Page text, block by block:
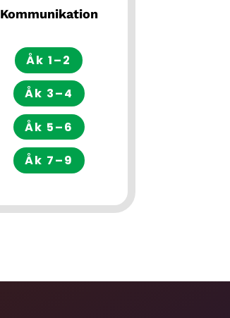
Kommunikation
Åk 1–2
Åk 3–4
Åk 5–6
Åk 7–9